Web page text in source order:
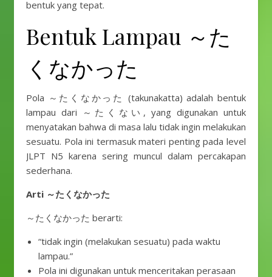
bentuk yang tepat.
Bentuk Lampau ～た
くなかった
Pola ～たくなかった (takunakatta) adalah bentuk
lampau dari ～たくない, yang digunakan untuk
menyatakan bahwa di masa lalu tidak ingin melakukan
sesuatu. Pola ini termasuk materi penting pada level
JLPT N5 karena sering muncul dalam percakapan
sederhana.
Arti ～たくなかった
～たくなかった berarti:
“tidak ingin (melakukan sesuatu) pada waktu
lampau.”
Pola ini digunakan untuk menceritakan perasaan